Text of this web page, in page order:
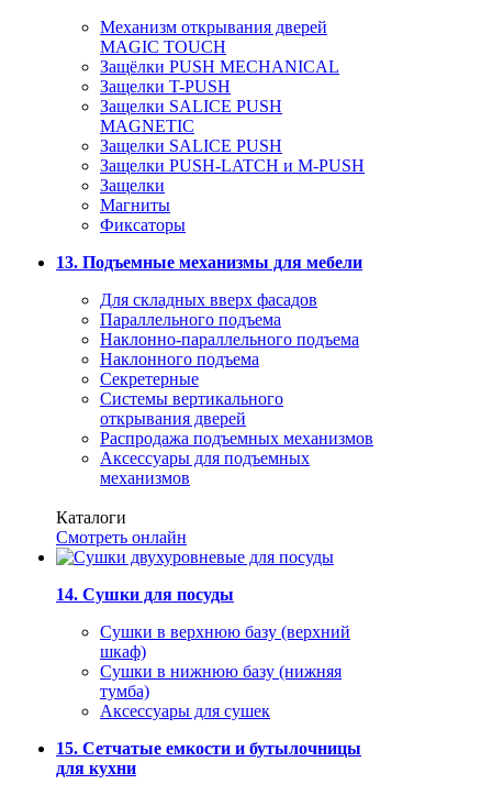
Механизм открывания дверей
MAGIC TOUCH
Защёлки PUSH MECHANICAL
Защелки T-PUSH
Защелки SALICE PUSH
MAGNETIC
Защелки SALICE PUSH
Защелки PUSH-LATCH и M-PUSH
Защелки
Магниты
Фиксаторы
13. Подъемные механизмы для мебели
Для складных вверх фасадов
Параллельного подъема
Наклонно-параллельного подъема
Наклонного подъема
Секретерные
Системы вертикального
открывания дверей
Распродажа подъемных механизмов
Аксессуары для подъемных
механизмов
Каталоги
Смотреть онлайн
14. Сушки для посуды
Сушки в верхнюю базу (верхний
шкаф)
Сушки в нижнюю базу (нижняя
тумба)
Аксессуары для сушек
15. Сетчатые емкости и бутылочницы
для кухни